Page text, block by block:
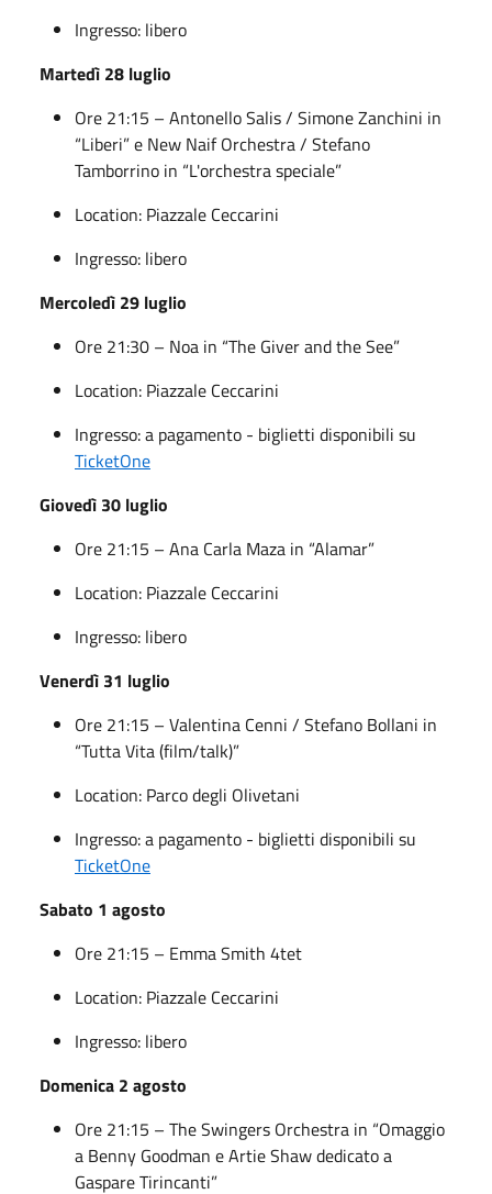
Ingresso: libero
Martedì 28 luglio
Ore 21:15 – Antonello Salis / Simone Zanchini in
“Liberi” e New Naif Orchestra / Stefano
Tamborrino in “L'orchestra speciale”
Location: Piazzale Ceccarini
Ingresso: libero
Mercoledì 29 luglio
Ore 21:30 – Noa in “The Giver and the See”
Location: Piazzale Ceccarini
Ingresso: a pagamento - biglietti disponibili su
TicketOne
Giovedì 30 luglio
Ore 21:15 – Ana Carla Maza in “Alamar”
Location: Piazzale Ceccarini
Ingresso: libero
Venerdì 31 luglio
Ore 21:15 – Valentina Cenni / Stefano Bollani in
“Tutta Vita (film/talk)”
Location: Parco degli Olivetani
Ingresso: a pagamento - biglietti disponibili su
TicketOne
Sabato 1 agosto
Ore 21:15 – Emma Smith 4tet
Location: Piazzale Ceccarini
Ingresso: libero
Domenica 2 agosto
Ore 21:15 – The Swingers Orchestra in “Omaggio
a Benny Goodman e Artie Shaw dedicato a
Gaspare Tirincanti”